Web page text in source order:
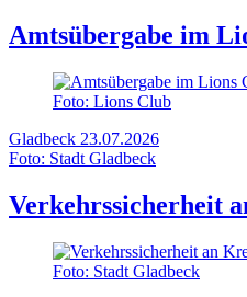
Amtsübergabe im
Foto: Lions Club
Gladbeck 23.07.2026
Foto: Stadt Gladbeck
Verkehrssicherheit
Foto: Stadt Gladbeck